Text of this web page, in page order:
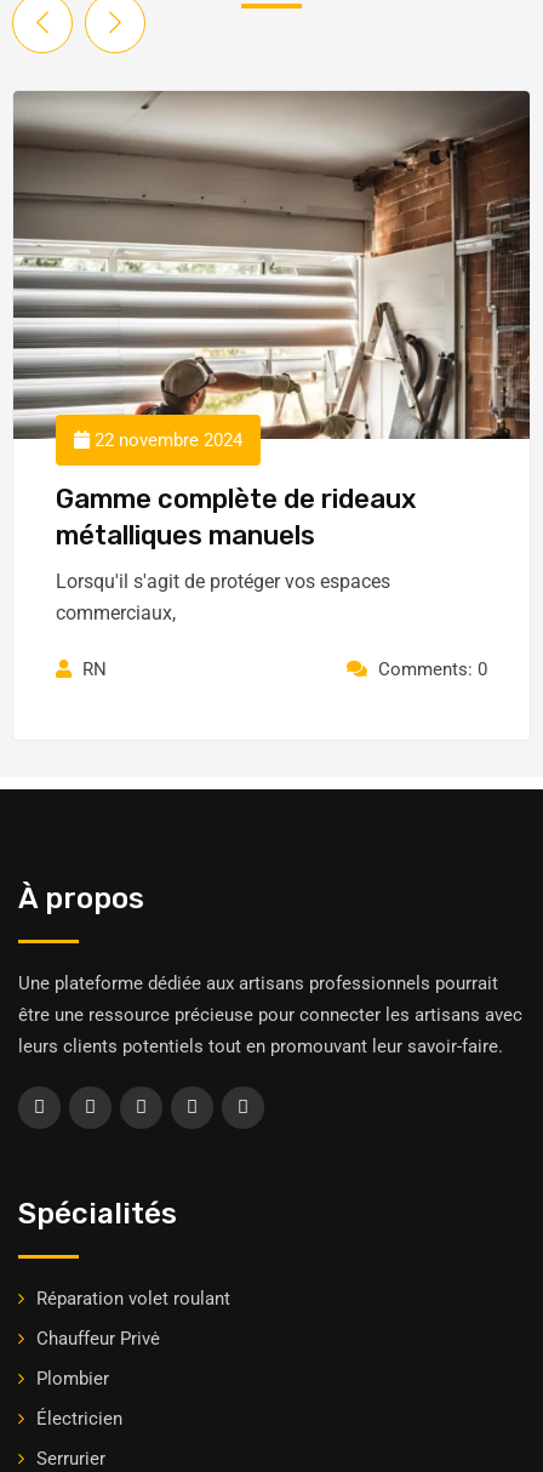
22 novembre 2024
Gamme complète de rideaux
métalliques manuels
Lorsqu'il s'agit de protéger vos espaces
commerciaux,
RN Comments: 0
À propos
Une plateforme dédiée aux artisans professionnels pourrait
être une ressource précieuse pour connecter les artisans avec
leurs clients potentiels tout en promouvant leur savoir-faire.
Spécialités
Réparation volet roulant
Chauffeur Privė
Plombier
Électricien
Serrurier